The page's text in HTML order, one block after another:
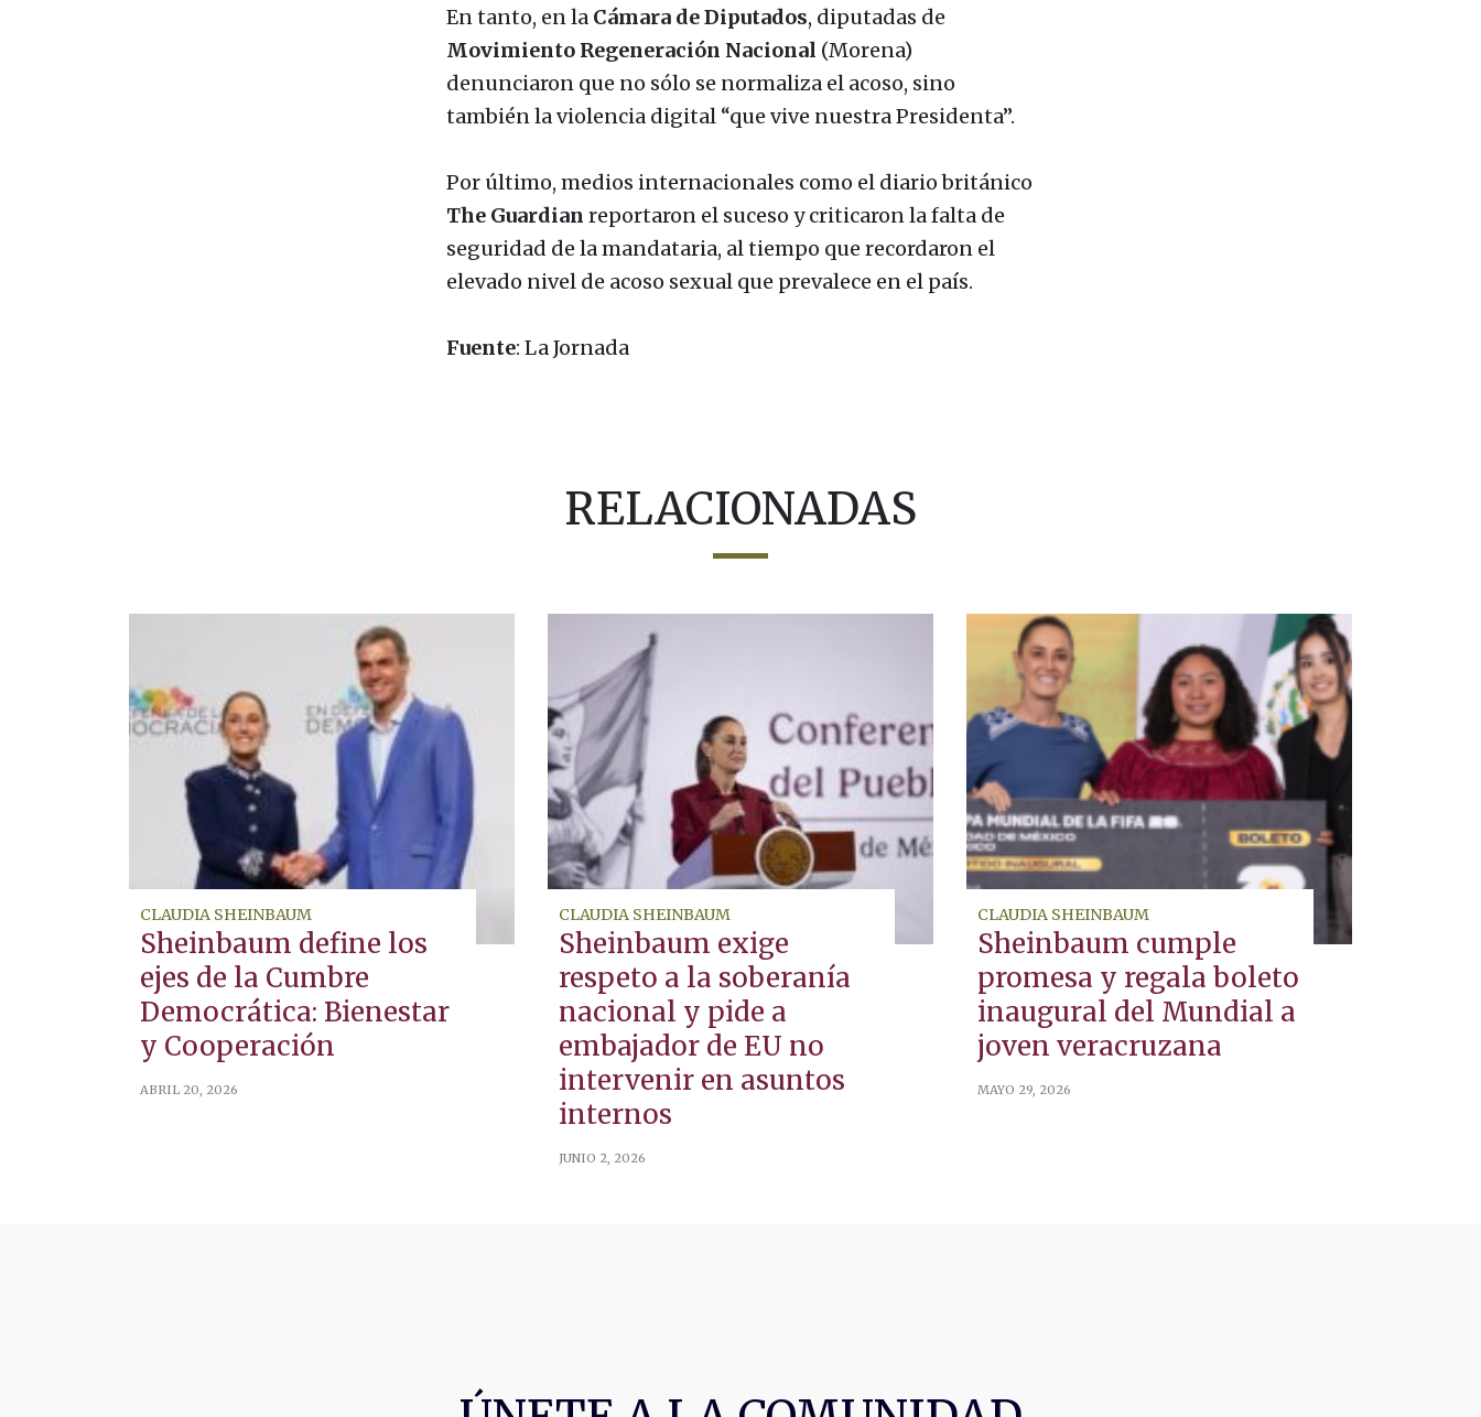
En tanto, en la Cámara de Diputados, diputadas de
Movimiento Regeneración Nacional (Morena)
denunciaron que no sólo se normaliza el acoso, sino
también la violencia digital “que vive nuestra Presidenta”.
Por último, medios internacionales como el diario británico
The Guardian reportaron el suceso y criticaron la falta de
seguridad de la mandataria, al tiempo que recordaron el
elevado nivel de acoso sexual que prevalece en el país.
Fuente: La Jornada
RELACIONADAS
CLAUDIA SHEINBAUM
Sheinbaum define los
ejes de la Cumbre
Democrática: Bienestar
y Cooperación
ABRIL 20, 2026
CLAUDIA SHEINBAUM
Sheinbaum exige
respeto a la soberanía
nacional y pide a
embajador de EU no
intervenir en asuntos
internos
JUNIO 2, 2026
CLAUDIA SHEINBAUM
Sheinbaum cumple
promesa y regala boleto
inaugural del Mundial a
joven veracruzana
MAYO 29, 2026